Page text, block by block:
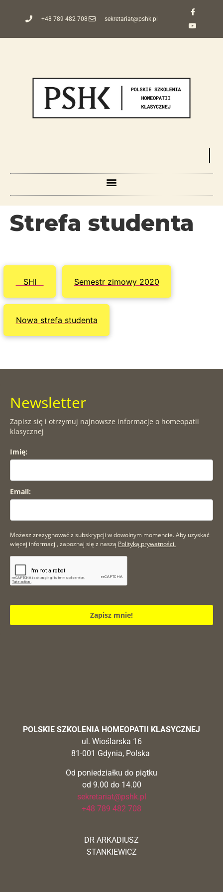
+48 789 482 708 sekretariat@pshk.pl
Strefa studenta
SHI Semestr zimowy 2020
Nowa strefa studenta
Newsletter
Zapisz się i otrzymuj najnowsze informacje o homeopatii
klasycznej
Imię:
Email:
Możesz zrezygnować z subskrypcji w dowolnym momencie. Aby uzyskać
więcej informacji, zapoznaj się z naszą Polityką prywatności.
Zapisz mnie!
POLSKIE SZKOLENIA HOMEOPATII KLASYCZNEJ
ul. Wioślarska 16
81-001 Gdynia, Polska
Od poniedziałku do piątku
od 9.00 do 14.00
sekretariat@pshk.pl
+48 789 482 708
DR ARKADIUSZ
STANKIEWICZ